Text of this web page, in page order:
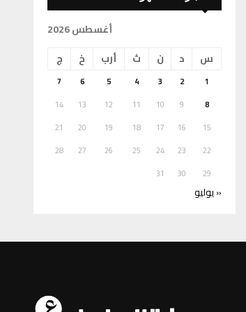
أغسطس 2026
س
د ن ث أرب خ ج
1
2
3
4
5
6
7
8
9
10
11
12
13
14
15
16
17
18
19
20
21
22
23
24
25
26
27
28
29
30
31
« يوليو